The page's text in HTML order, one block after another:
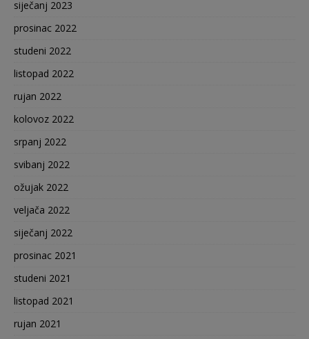
siječanj 2023
prosinac 2022
studeni 2022
listopad 2022
rujan 2022
kolovoz 2022
srpanj 2022
svibanj 2022
ožujak 2022
veljača 2022
siječanj 2022
prosinac 2021
studeni 2021
listopad 2021
rujan 2021